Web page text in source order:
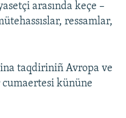
arasında keçe –
ressamlar,
taqdiriniñ Avropa ve
kününe